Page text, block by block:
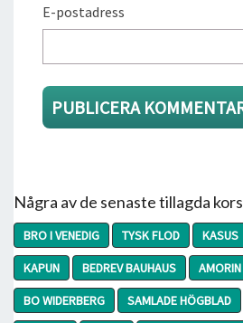
E-postadress
Några av de senaste tillagda
BRO I VENEDIG TYSK FLOD KASUS
KAPUN
BEDREV BAUHAUS AMORIN
BO WIDERBERG
SAMLADE HÖGBLAD